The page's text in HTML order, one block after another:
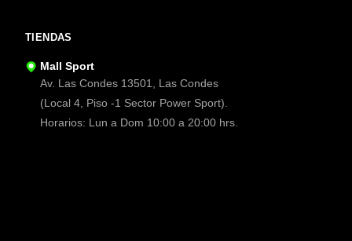
TIENDAS
Mall Sport
Av. Las Condes 13501, Las Condes
(Local 4, Piso -1 Sector Power Sport).
Horarios: Lun a Dom 10:00 a 20:00 hrs.